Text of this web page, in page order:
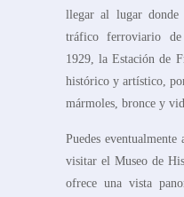
llegar al lugar donde
tráfico ferroviario
1929, la Estación de
histórico y artístico,
mármoles, bronce y
Puedes
visitar el Museo de
ofrece una vista